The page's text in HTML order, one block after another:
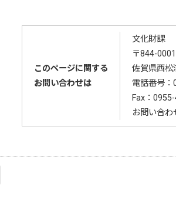
このページに関する
お問い合わせは
文化財課
〒844-0001
佐賀県西松
電話番号：
Fax：
お問い合